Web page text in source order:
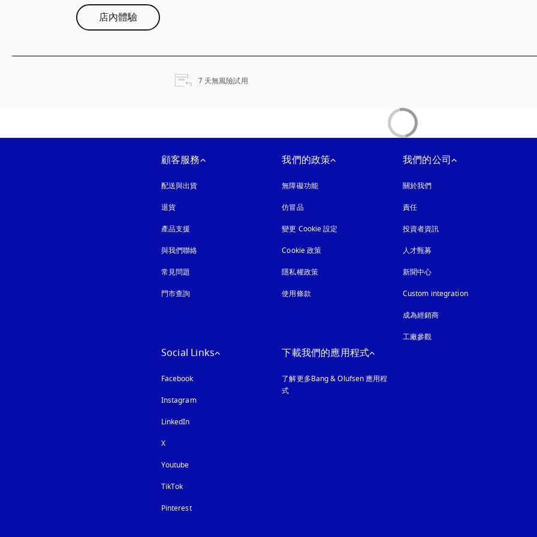
店內體驗
7 天無風險試用
顧客服務
配送與出貨
退貨
產品支援
與我們聯絡
常見問題
門市查詢
我們的政策
無障礙功能以新標籤頁開啟
仿冒品以新標籤頁開啟
變更 Cookie 設定
Cookie 政策
隱私權政策以新標籤頁開啟
使用條款
我們的公司
關於我們
責任
投資者資訊
人才甄募
新聞中心
Custom integration
成為經銷商
工廠參觀
Social Links
Facebook
Instagram以新標籤頁開啟
LinkedIn
X
Youtube
TikTok
Pinterest
下載我們的應用程式
了解更多Bang & Olufsen 應用程
式